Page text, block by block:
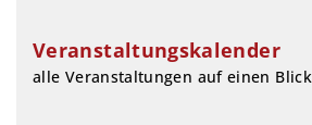
Veranstaltungskalender
alle Veranstaltungen auf einen Blick